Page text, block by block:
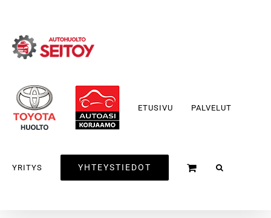
content
ETUSIVU PALVELUT
YRITYS YHTEYSTIEDOT